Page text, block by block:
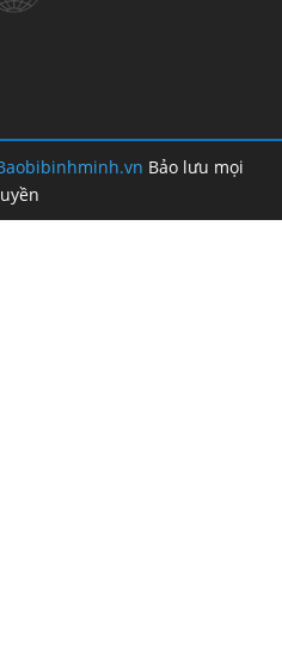
Bảo lưu mọi